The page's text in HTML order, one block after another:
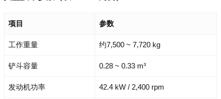
项目 参数
工作重量 约7,500 ~ 7,720 kg
铲斗容量 0.28 ~ 0.33 m³
发动机功率 42.4 kW / 2,400 rpm